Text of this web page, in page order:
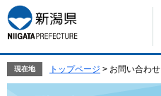
ー
ジ
の
頭
ニ
ュ
ー
飛
現在地 トップページ > お問い合わせ